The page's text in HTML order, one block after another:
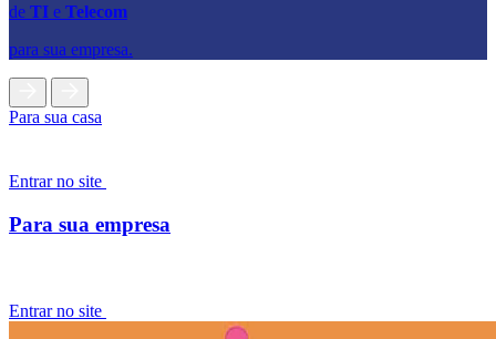
de TI e Telecom
para sua empresa.
Para sua casa
Entrar no site
Para sua empresa
Entrar no site